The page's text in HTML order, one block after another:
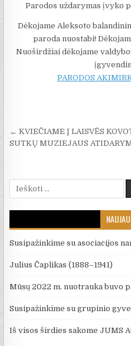
Parodos uždarymas įvyko
Dėkojame Aleksoto
paroda nuostabi!
Nuoširdžiai dėkojame
PARODOS
Navigacija
← KVIEČIAME Į LAISVĖS
SUTKŲ MUZIEJAUS
Ieškoti:
Susipažinkime su asociacijos
Julius Čaplikas (1888–1941)
Mūsų 2022 m. nuotrauka buvo
Susipažinkime su grupinio
Iš visos širdies sakome JUMS